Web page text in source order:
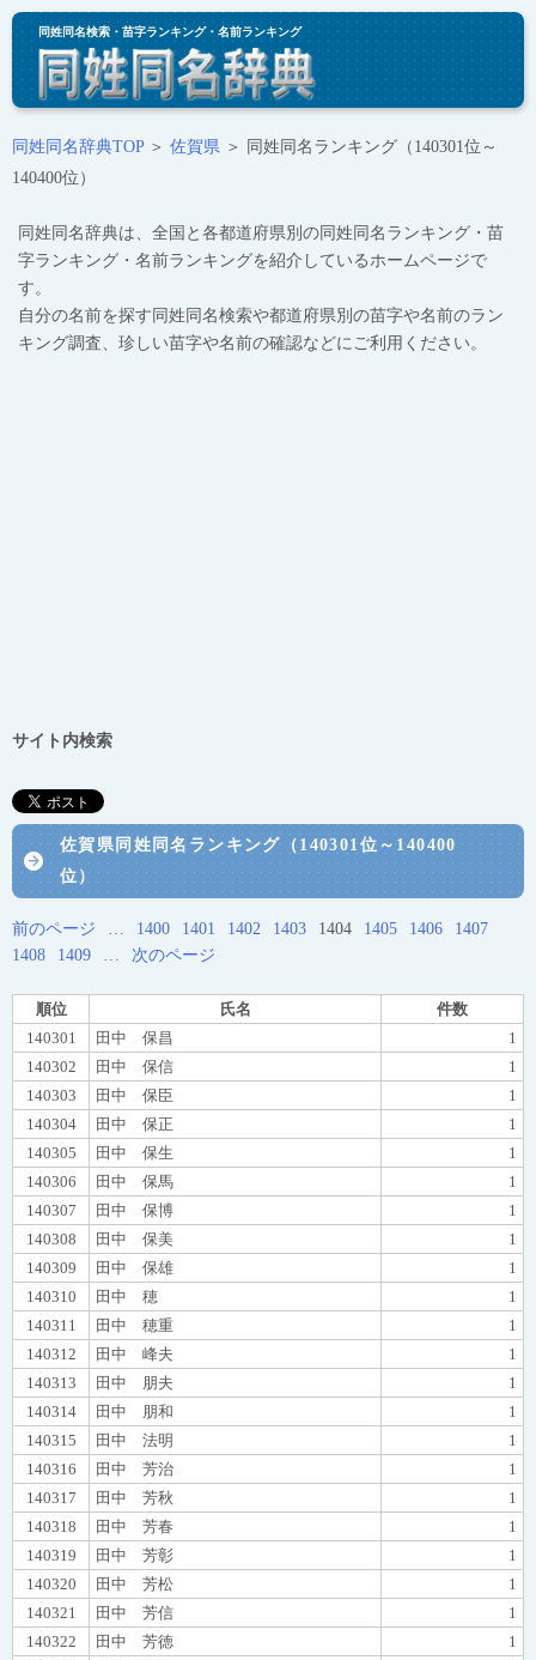
同姓同名検索・苗字ランキング・名前ランキング
同姓同名辞典TOP＞ 佐賀県 ＞ 同姓同名ランキング（140301位～
140400位）
同姓同名辞典は、全国と各都道府県別の同姓同名ランキング・苗
字ランキング・名前ランキングを紹介しているホームページで
す。
自分の名前を探す同姓同名検索や都道府県別の苗字や名前のラン
キング調査、珍しい苗字や名前の確認などにご利用ください。
サイト内検索
佐賀県同姓同名ランキング（140301位～140400
位）
前のページ … 1400 1401 1402 1403 1404 1405 1406
1407
1408
1409 … 次のページ
順位 氏名
件数
140301
田中 保昌
1
140302
田中 保信
1
140303
田中 保臣
1
140304
田中 保正
1
140305
田中 保生
1
140306
田中 保馬
1
140307
田中 保博
1
140308
田中 保美
1
140309
田中 保雄
1
140310
田中 穂
1
140311
田中 穂重
1
140312
田中 峰夫
1
140313
田中 朋夫
1
140314
田中 朋和
1
140315
田中 法明
1
140316
田中 芳治
1
140317
田中 芳秋
1
140318
田中 芳春
1
140319
田中 芳彰
1
140320
田中 芳松
1
140321
田中 芳信
1
140322
田中 芳徳
1